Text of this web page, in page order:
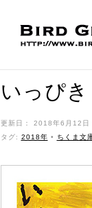
いっぴき
更新日： 2018年6月12日
タグ: 2018年 • ちくま文